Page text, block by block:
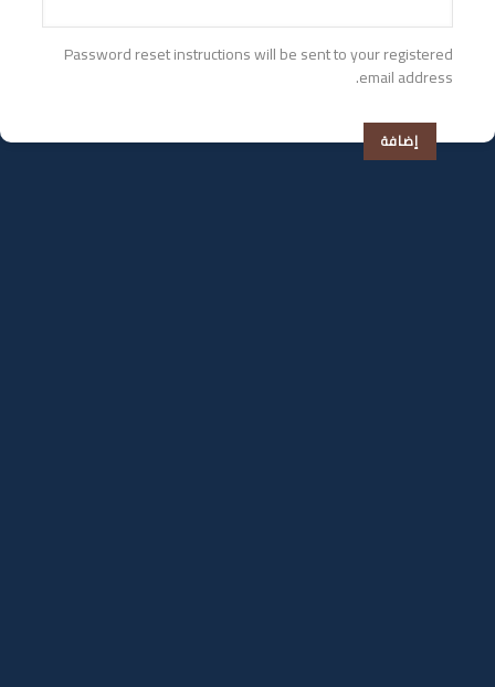
Password reset instructions will be sent to your registered
email address.